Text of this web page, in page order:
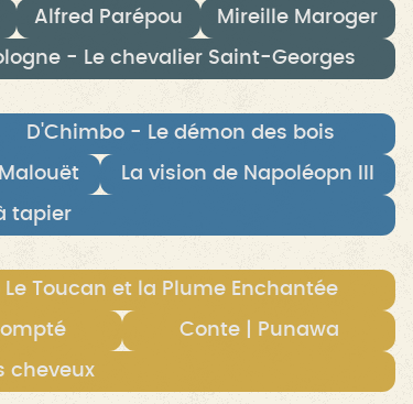
Alfred Parépou Mireille Maroger
- Le chevalier Saint-Georges
D'Chimbo - Le démon des bois
La vision de Napoléopn III
tapier
Le Toucan et la Plume Enchantée
Conte | Punawa
cheveux